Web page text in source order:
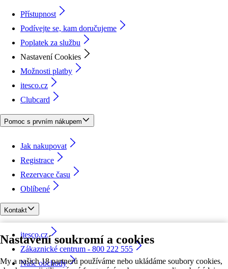
Nastavení soukromí a cookies
My a našich 18 partnerů používáme nebo ukládáme soubory cookies,
Přístupnost
Podívejte se, kam doručujeme
Poplatek za službu
Nastavení Cookies
Možnosti platby
itesco.cz
Clubcard
Pomoc s prvním nákupem
Jak nakupovat
Registrace
Rezervace času
Oblíbené
Kontakt
itesco.cz
Zákaznické centrum - 800 222 555
Naše obchody